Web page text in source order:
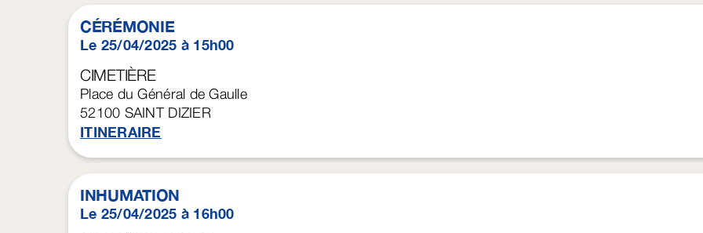
CÉRÉMONIE
Le 25/04/2025 à 15h00
CIMETIÈRE
Place du Général de Gaulle
52100 SAINT DIZIER
ITINERAIRE
INHUMATION
Le 25/04/2025 à 16h00